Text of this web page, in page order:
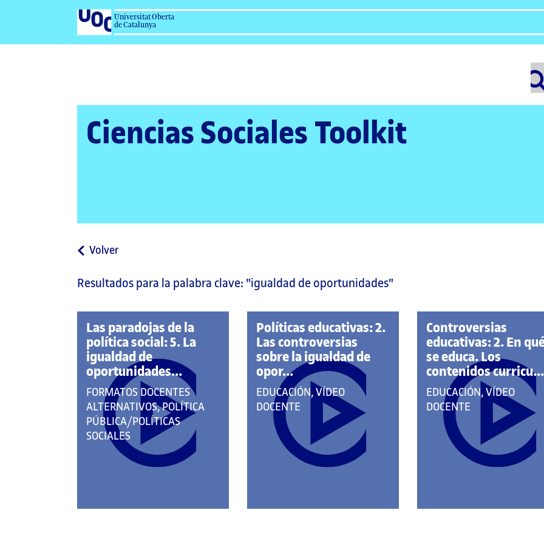
Universitat Oberta
de Catalunya
Ciencias Sociales Toolkit
Volvera
página
Resultados para la palabra clave: "igualdad de oportunidades"
Las paradojas de la
política social: 5. La
igualdad de
oportunidades...
QUE
PERTENECE
A
LAS
CATEGORÍAS:
FORMATOS DOCENTES
ALTERNATIVOS, POLÍTICA
PÚBLICA/POLÍTICAS
SOCIALES
Políticas educativas: 2.
Las controversias
sobre la igualdad de
opor...
QUE
PERTENECE
CATEGORÍAS:
EDUCACIÓN, VÍDEO
DOCENTE
Controversias
educativas: 2. En
se educa. Los
contenidos curricu...
QUE
PERTENECE
CATEGORÍAS:
EDUCACIÓN, VÍDEO
DOCENTE